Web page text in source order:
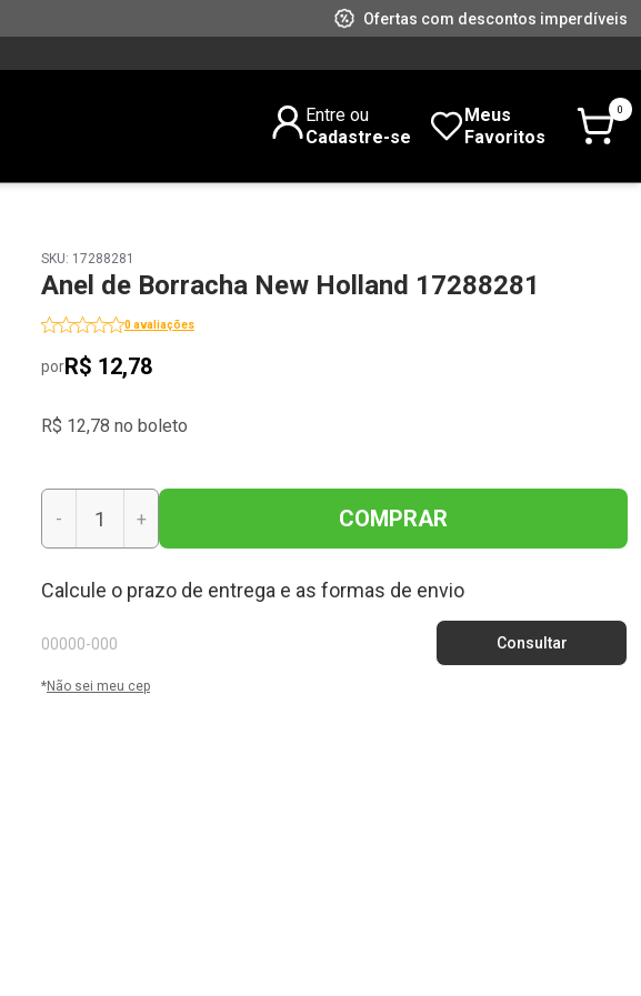
Ofertas com descontos imperdíveis
Entre ou
Cadastre-se
Meus
Favoritos
0
SKU: 17288281
Anel de Borracha New Holland 17288281
0 avaliações
porR$ 12,78
R$ 12,78 no boleto
- + COMPRAR
Calcule o prazo de entrega e as formas de envio
*Não sei meu cep